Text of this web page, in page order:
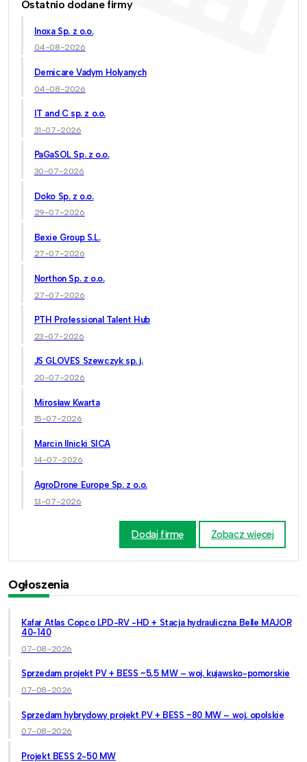
Ostatnio dodane firmy
Inoxa Sp. z o.o.
04-08-2026
Demicare Vadym Holyanych
04-08-2026
IT and C sp. z o.o.
31-07-2026
PaGaSOL Sp. z o.o.
30-07-2026
Doko Sp. z o.o.
29-07-2026
Bexie Group S.L.
27-07-2026
Northon Sp. z o.o.
27-07-2026
PTH Professional Talent Hub
23-07-2026
JS GLOVES Szewczyk sp. j.
20-07-2026
Mirosław Kwarta
15-07-2026
Marcin Ilnicki SICA
14-07-2026
AgroDrone Europe Sp. z o.o.
13-07-2026
Dodaj firmę Zobacz więcej
Ogłoszenia
Kafar Atlas Copco LPD-RV -HD + Stacja hydrauliczna Belle MAJOR
40-140
07-08-2026
Sprzedam projekt PV + BESS ~5,5 MW – woj. kujawsko-pomorskie
07-08-2026
Sprzedam hybrydowy projekt PV + BESS ~80 MW – woj. opolskie
07-08-2026
Projekt BESS 2-50 MW